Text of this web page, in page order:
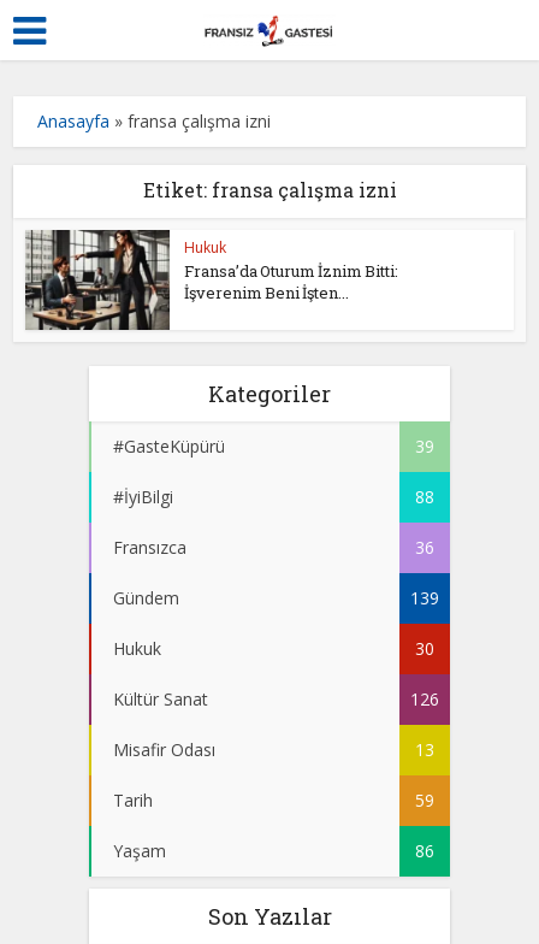
Anasayfa »fransa çalışma izni
Etiket: fransa çalışma izni
Hukuk
Fransa’da Oturum İznim Bitti:
İşverenim Beni İşten...
Kategoriler
#GasteKüpürü 39
#İyiBilgi 88
Fransızca 36
Gündem 139
Hukuk 30
Kültür Sanat 126
Misafir Odası 13
Tarih 59
Yaşam 86
Son Yazılar